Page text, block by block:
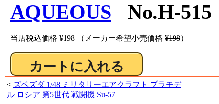
AQUEOUS No.H-515
当店税込価格 ¥198 （メーカー希望小売価格 ¥198）
< ズベズダ 1/48 ミリタリーエアクラフト プラモデ
ル ロシア 第5世代 戦闘機 Su-57